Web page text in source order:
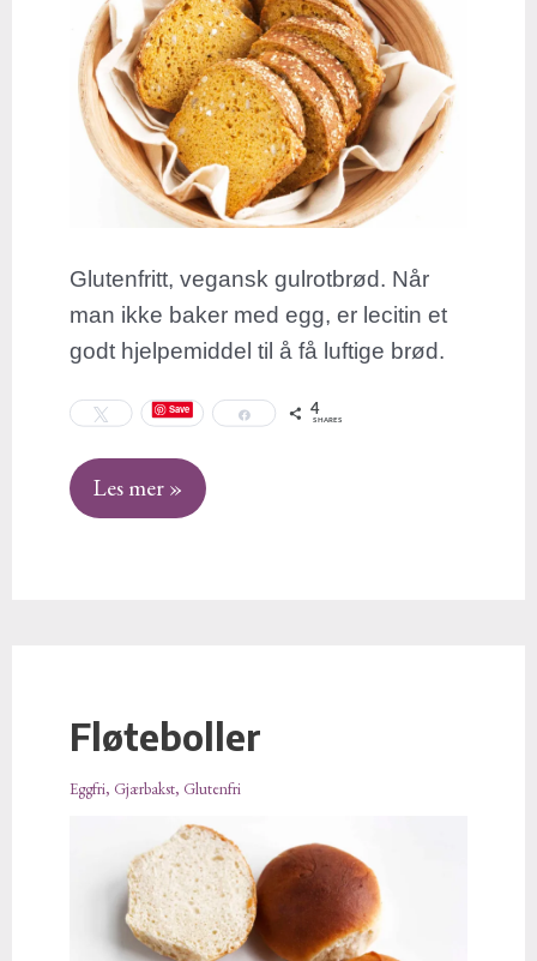
Glutenfritt, vegansk gulrotbrød. Når
man ikke baker med egg, er lecitin et
godt hjelpemiddel til å få luftige brød.
Save Share 4
SHARES
Les mer »
Fløteboller
Eggfri, Gjærbakst, Glutenfri
Fløteboller